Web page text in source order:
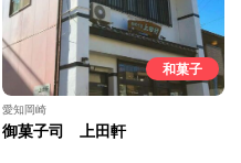
和菓子
愛知岡崎
御菓子司 上田軒